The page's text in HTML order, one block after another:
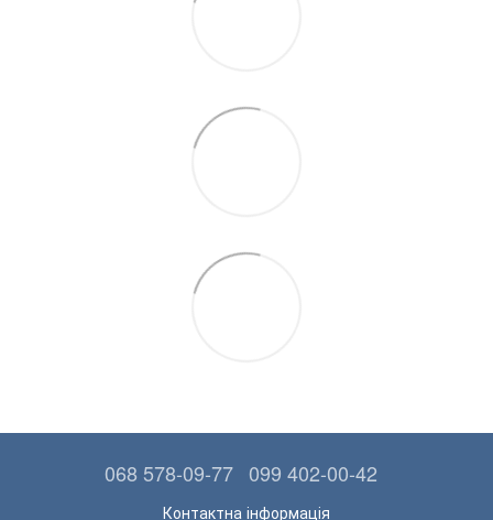
068 578-09-77 099 402-00-42
Контактна інформація